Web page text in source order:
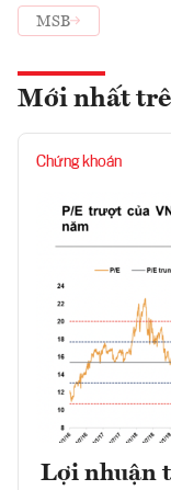
MSB
Mới nhất
Chứng khoán
Lợi nhuận